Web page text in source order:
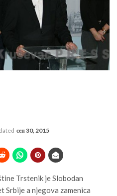
сеп 30, 2015
Trstenik je Slobodan
Srbije a njegova zamenica